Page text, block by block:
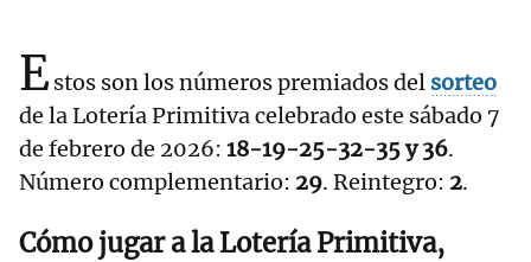
Estos son los números premiados del sorteo
de la Lotería Primitiva celebrado este sábado 7
de febrero de 2026: 18-19-25-32-35 y 36.
Número complementario: 29. Reintegro: 2.
Cómo jugar a la Lotería Primitiva,